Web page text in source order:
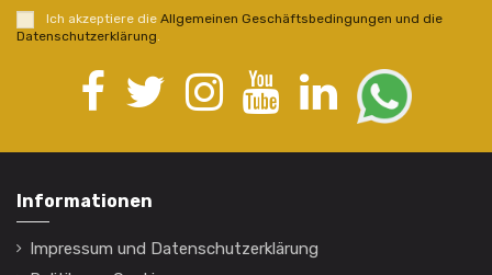
Ich akzeptiere die Allgemeinen Geschäftsbedingungen und die
Datenschutzerklärung.
Informationen
Impressum und Datenschutzerklärung